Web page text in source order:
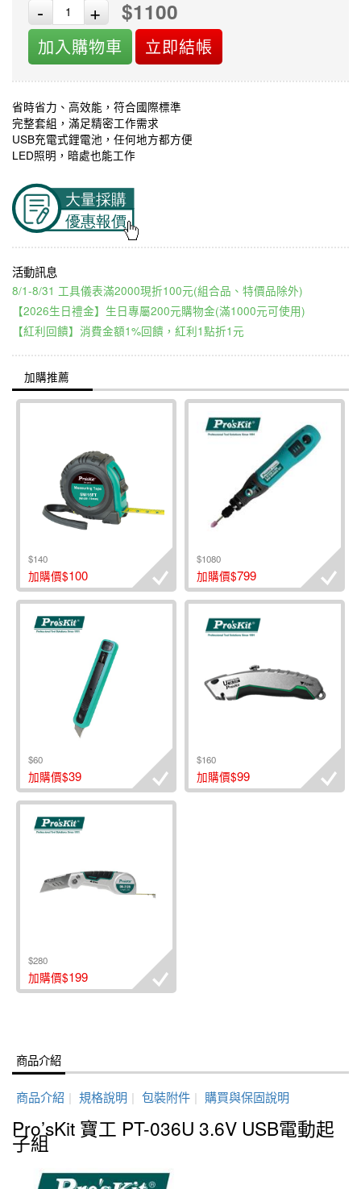
-
+ $1100
加入購物車 立即結帳
省時省力、高效能，符合國際標準
完整套組，滿足精密工作需求
USB充電式鋰電池，任何地方都方便
LED照明，暗處也能工作
8/1-8/31 工具儀表滿2000現折100元(組合品、特價品除外)
【2026生日禮金】生日專屬200元購物金(滿1000元可使用)
【紅利回饋】消費金額1%回饋，紅利1點折1元
加購推薦
$140
加購價$100
$1080
加購價$799
$60
加購價$39
$160
加購價$99
$280
加購價$199
商品介紹
商品介紹 | 規格說明 | 包裝附件 | 購買與保固說明
Pro’sKit 寶工 PT-036U 3.6V USB電動起
子組